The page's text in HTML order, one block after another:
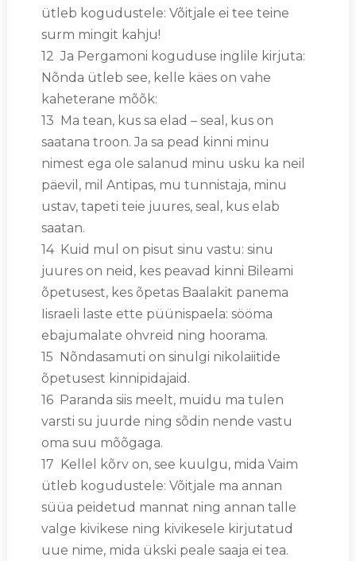
ütleb kogudustele: Võitjale ei tee teine
surm mingit kahju!
12 Ja Pergamoni koguduse inglile kirjuta:
Nõnda ütleb see, kelle käes on vahe
kaheterane mõõk:
13 Ma tean, kus sa elad – seal, kus on
saatana troon. Ja sa pead kinni minu
nimest ega ole salanud minu usku ka neil
päevil, mil Antipas, mu tunnistaja, minu
ustav, tapeti teie juures, seal, kus elab
saatan.
14 Kuid mul on pisut sinu vastu: sinu
juures on neid, kes peavad kinni Bileami
õpetusest, kes õpetas Baalakit panema
Iisraeli laste ette püünispaela: sööma
ebajumalate ohvreid ning hoorama.
15 Nõndasamuti on sinulgi nikolaiitide
õpetusest kinnipidajaid.
16 Paranda siis meelt, muidu ma tulen
varsti su juurde ning sõdin nende vastu
oma suu mõõgaga.
17 Kellel kõrv on, see kuulgu, mida Vaim
ütleb kogudustele: Võitjale ma annan
süüa peidetud mannat ning annan talle
valge kivikese ning kivikesele kirjutatud
uue nime, mida ükski peale saaja ei tea.